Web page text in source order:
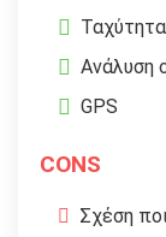
Ταχύτητα
Ανάλυση
GPS
CONS
Σχέση